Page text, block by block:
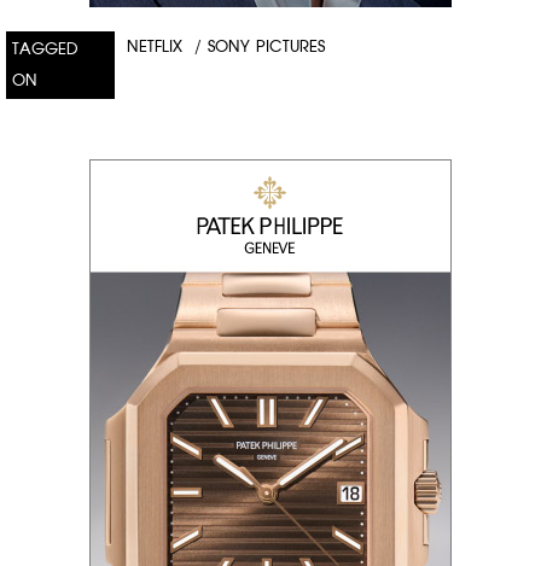
TAGGED
ON
NETFLIX / SONY PICTURES